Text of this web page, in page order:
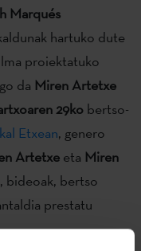
Marqués
hartuko dute
proiektatuko
da Miren Artetxe
29ko bertso-
Etxean, genero
Artetxe eta Miren
bideoak, bertso
prestatu